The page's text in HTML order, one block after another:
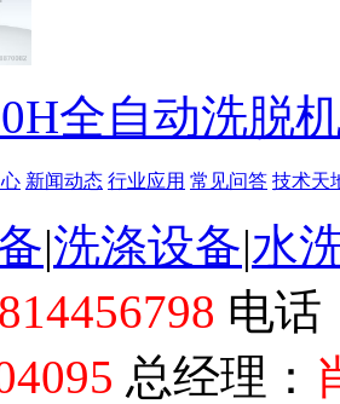
全自动洗脱
新闻动态 行业应用 常见问答 技术天
|洗涤设备|水
电话
总经理：